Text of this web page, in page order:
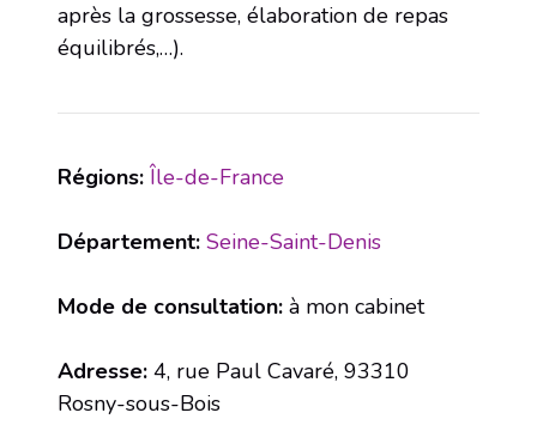
après la grossesse, élaboration de repas
équilibrés,…).
Régions: Île-de-France
Département: Seine-Saint-Denis
Mode de consultation: à mon cabinet
Adresse: 4, rue Paul Cavaré, 93310
Rosny-sous-Bois